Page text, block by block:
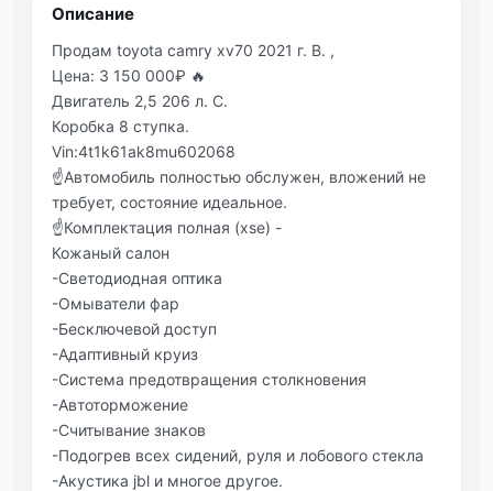
Описание
Продам toyota camry xv70 2021 г. В. ,
Цена: 3 150 000₽ 🔥
Двигатель 2,5 206 л. С.
Коробка 8 ступка.
Vin:4t1k61ak8mu602068
☝️Автомобиль полностью обслужен, вложений не
требует, состояние идеальное.
☝️Комплектация полная (хse) -
Кожаный салон
-Светодиодная оптика
-Омыватели фар
-Бесключевой доступ
-Адаптивный круиз
-Система предотвращения столкновения
-Автоторможение
-Считывание знаков
-Подогрев всех сидений, руля и лобового стекла
-Акустика jbl и многое другое.